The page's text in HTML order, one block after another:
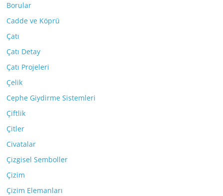
Borular
Cadde ve Köprü
Çatı
Çatı Detay
Çatı Projeleri
Çelik
Cephe Giydirme Sistemleri
Çiftlik
Çitler
Civatalar
Çizgisel Semboller
Çizim
Çizim Elemanları